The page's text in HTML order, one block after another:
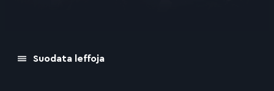
Suodata leffoja